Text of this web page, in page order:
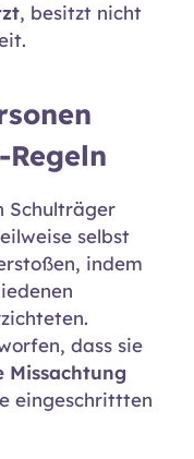
, besitzt nicht
Schulträger
selbst
indem
dass sie
Missachtung
eingeschrittten